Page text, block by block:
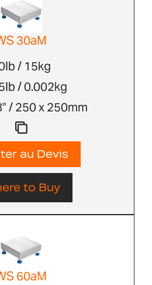
30aM
/ 15kg
/ 0.002kg
/ 250 x 250mm
au Devis
to Buy
60aM